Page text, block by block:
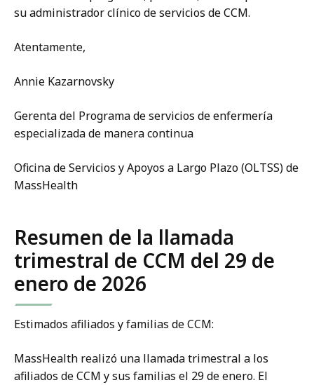
su administrador clínico de servicios de CCM.
Atentamente,
Annie Kazarnovsky
Gerenta del Programa de servicios de enfermería
especializada de manera continua
Oficina de Servicios y Apoyos a Largo Plazo (OLTSS) de
MassHealth
Resumen de la llamada
trimestral de CCM del 29 de
enero de 2026
Estimados afiliados y familias de CCM:
MassHealth realizó una llamada trimestral a los
afiliados de CCM y sus familias el 29 de enero. El